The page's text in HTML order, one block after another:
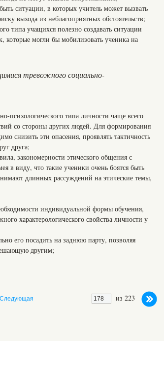
ситуации, в которых учитель может вызвать
выхода из неблагоприятных обстоятельств;
типа учащихся полезно создавать ситуации
которые могли бы мобилизовать ученика на
тревожного социально-
психологического типа личности чаще всего
со стороны других людей. Для формирования
снизить эти опасения, проявлять тактичность
друга;
закономерности этического общения с
в виду, что такие ученики очень боятся быть
длинных рассуждений на этические темы,
индивидуальной формы обучения,
характерологического свойства личности у
его посадить на заднюю парту, позволяя
другим;
из 223
Следующая